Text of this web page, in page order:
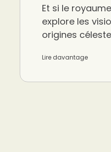
Et si le
explore les
origines
Lire davantage